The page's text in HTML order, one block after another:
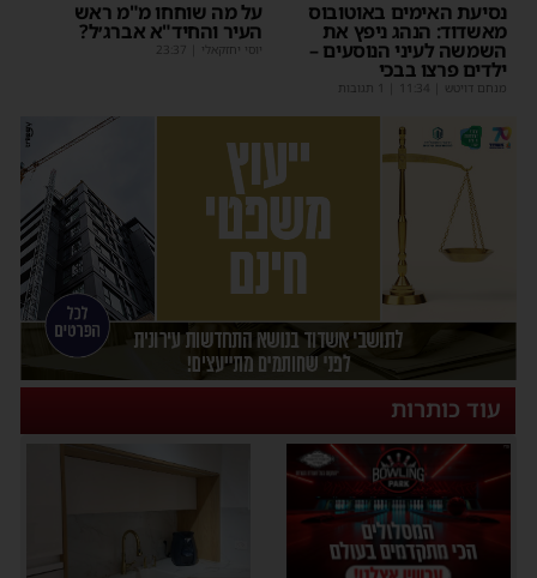
נסיעת האימים באוטובוס
מאשדוד: הנהג ניפץ את
השמשה לעיני הנוסעים –
ילדים פרצו בבכי
מנחם דויטש 11:34
על מה שוחחו מ"מ ראש
העיר והחיד"א אברג׳ל?
יוסי יחזקאלי 23:37
עוד כותרות